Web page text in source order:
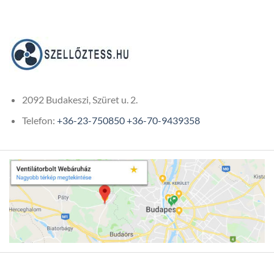
2092 Budakeszi, Szüret u. 2.
Telefon: +36-23-750850+36-70-9439358